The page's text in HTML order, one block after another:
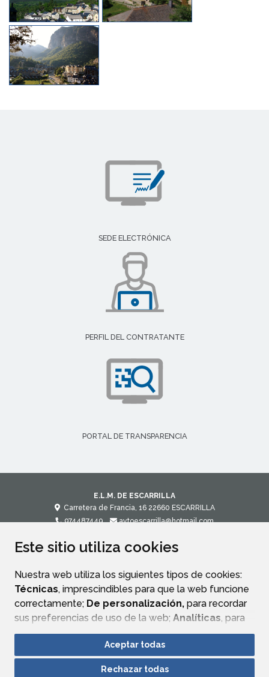
Este sitio utiliza cookies
Nuestra web utiliza los siguientes tipos de cookies:
Técnicas, imprescindibles para que la web funcione
correctamente; De personalización, para recordar
sus preferencias de uso de la web; Analíticas, para
mejorar el funcionamiento de la web y sus servicios.
Si acepta pulsando el botón“Aceptar todas”
consideramos que acepta su uso. Si pulsa el botón
Aceptar todas
Rechazar todas
SEDE ELECTRÓNICA
PERFIL DEL CONTRATANTE
PORTAL DE TRANSPARENCIA
E.L.M. DE ESCARRILLA
Carretera de Francia, 16 22660 ESCARRILLA
974487449
aytoescarrilla@hotmail.com
ACCESIBILIDAD